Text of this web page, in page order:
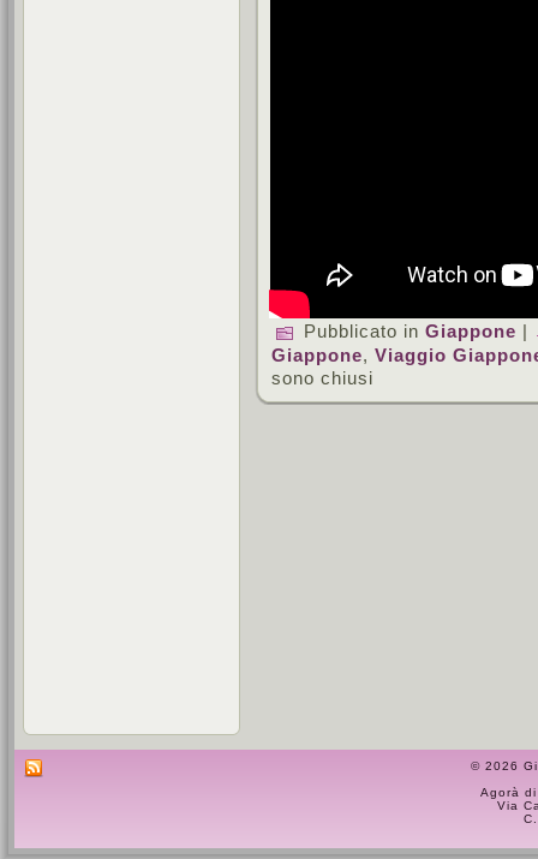
Pubblicato in Giappone
Giappone, Viaggio
sono chiusi
© 2026
Agorà
Via